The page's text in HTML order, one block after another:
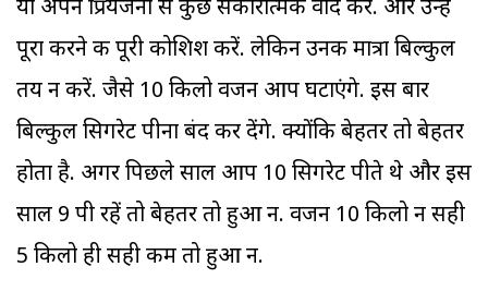
या अपने प्रियजनों से कुछ सकारात्मक वादे करें. और उन्हे
पूरा करने की पूरी कोशिश करें. लेकिन उनकी मात्रा बिल्कुल
तय न करें. जैसे 10 किलो वजन आप घटाएंगे. इस बार
बिल्कुल सिगरेट पीना बंद कर देंगे. क्योंकि बेहतर तो बेहतर
होता है. अगर पिछले साल आप 10 सिगरेट पीते थे और इस
साल 9 पी रहें तो बेहतर तो हुआ न. वजन 10 किलो न सही
5 किलो ही सही कम तो हुआ न.